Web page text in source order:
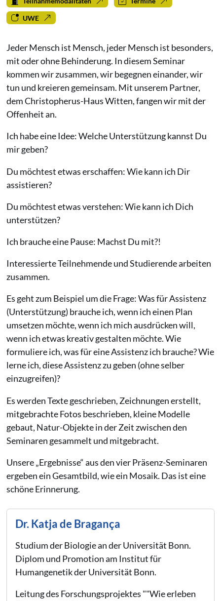
UWE
Jeder Mensch ist Mensch, jeder Mensch ist besonders,
mit oder ohne Behinderung. In diesem Seminar
kommen wir zusammen, wir begegnen einander, wir
tun und kreieren gemeinsam. Mit unserem Partner,
dem Christopherus-Haus Witten, fangen wir mit der
Offenheit an.
Ich habe eine Idee: Welche Unterstützung kannst Du
mir geben?
Du möchtest etwas erschaffen: Wie kann ich Dir
assistieren?
Du möchtest etwas verstehen: Wie kann ich Dich
unterstützen?
Ich brauche eine Pause: Machst Du mit?!
Interessierte Teilnehmende und Studierende arbeiten
zusammen.
Es geht zum Beispiel um die Frage: Was für Assistenz
(Unterstützung) brauche ich, wenn ich einen Plan
umsetzen möchte, wenn ich mich ausdrücken will,
wenn ich etwas kreativ gestalten möchte. Wie
formuliere ich, was für eine Assistenz ich brauche? Wie
lerne ich, diese Assistenz zu geben (ohne selber
einzugreifen)?
Es werden Texte geschrieben, Zeichnungen erstellt,
mitgebrachte Fotos beschrieben, kleine Modelle
gebaut, Natur-Objekte in der Zeit zwischen den
Seminaren gesammelt und mitgebracht.
Unsere „Ergebnisse“ aus den vier Präsenz-Seminaren
ergeben ein Gesamtbild, wie ein Mosaik. Das ist eine
schöne Erinnerung.
Dr. Katja de Bragança
Studium der Biologie an der Universität Bonn.
Diplom und Promotion am Institut für
Humangenetik der Universität Bonn.
Leitung des Forschungsprojektes ""Wie erleben